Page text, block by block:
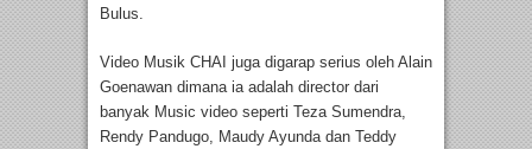
Bulus.
Video Musik CHAI juga digarap serius oleh Alain
Goenawan dimana ia adalah director dari
banyak Music video seperti Teza Sumendra,
Rendy Pandugo, Maudy Ayunda dan Teddy